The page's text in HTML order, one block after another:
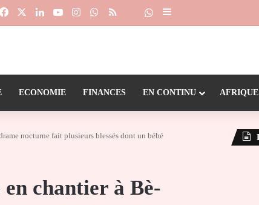
FacebookLinkedinYouTubeInstagramWhatsApp
RSS Dailymotion
Suivre la chaîne
Sidebar (barre latérale)
ECONOMIE FINANCES EN CONTINU AFRIQUE
nocturne fait plusieurs blessés dont un bébé
chantier à Bè-